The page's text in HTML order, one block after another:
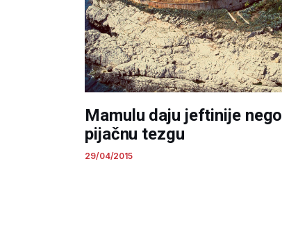
Mamulu daju jeftinije nego
pijačnu tezgu
29/04/2015